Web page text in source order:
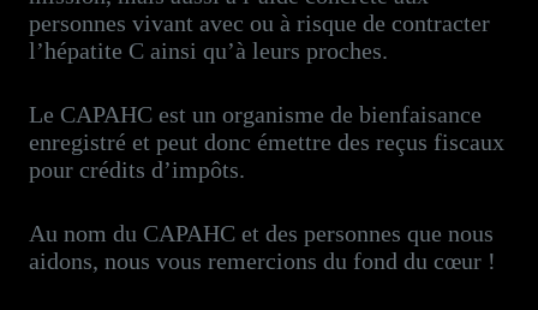
personnes vivant avec ou à risque de contracter
l’hépatite C ainsi qu’à leurs proches.
Le CAPAHC est un organisme de bienfaisance
enregistré et peut donc émettre des reçus fiscaux
pour crédits d’impôts.
Au nom du CAPAHC et des personnes que nous
aidons, nous vous remercions du fond du cœur !